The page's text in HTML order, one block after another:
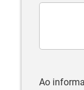
Ao